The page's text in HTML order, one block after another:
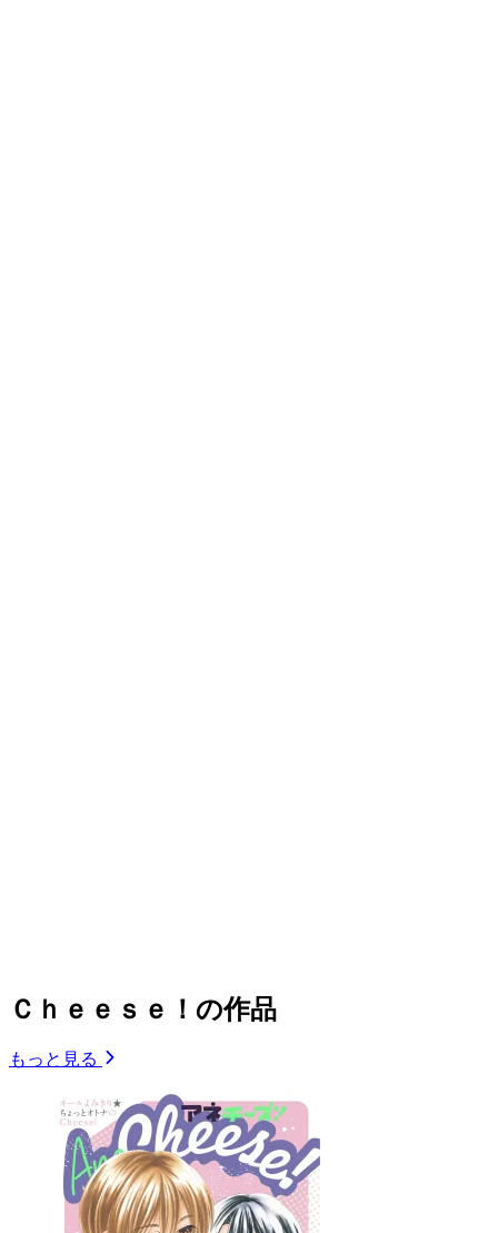
Ｃｈｅｅｓｅ！の作品
もっと見る